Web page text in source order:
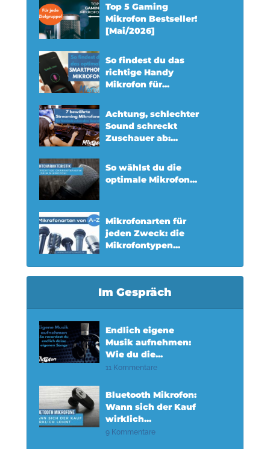
Top 5 Gaming
Mikrofon Bestseller!
[Mai/2026]
So findest du das
richtige Handy
Mikrofon für...
Achtung, schlechter
Sound schreckt
Zuschauer ab:...
So wählst du die
optimale Mikrofon...
Mikrofonarten für
jeden Zweck: die
Mikrofontypen...
Im Gespräch
Endlich eigene
Musik aufnehmen:
Wie du die...
11 Kommentare
Bluetooth Mikrofon:
Wann sich der Kauf
wirklich...
9 Kommentare